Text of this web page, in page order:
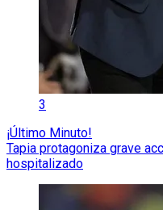
3
¡Último Minuto!
Tapia protagoniza grave
hospitalizado